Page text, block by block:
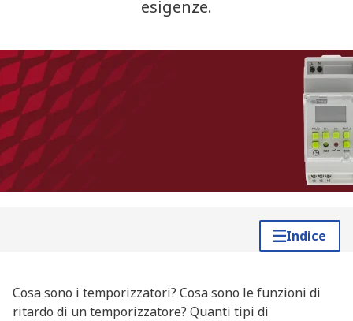
esigenze.
Indice
Cosa sono i temporizzatori? Cosa sono le funzioni di
ritardo di un temporizzatore? Quanti tipi di